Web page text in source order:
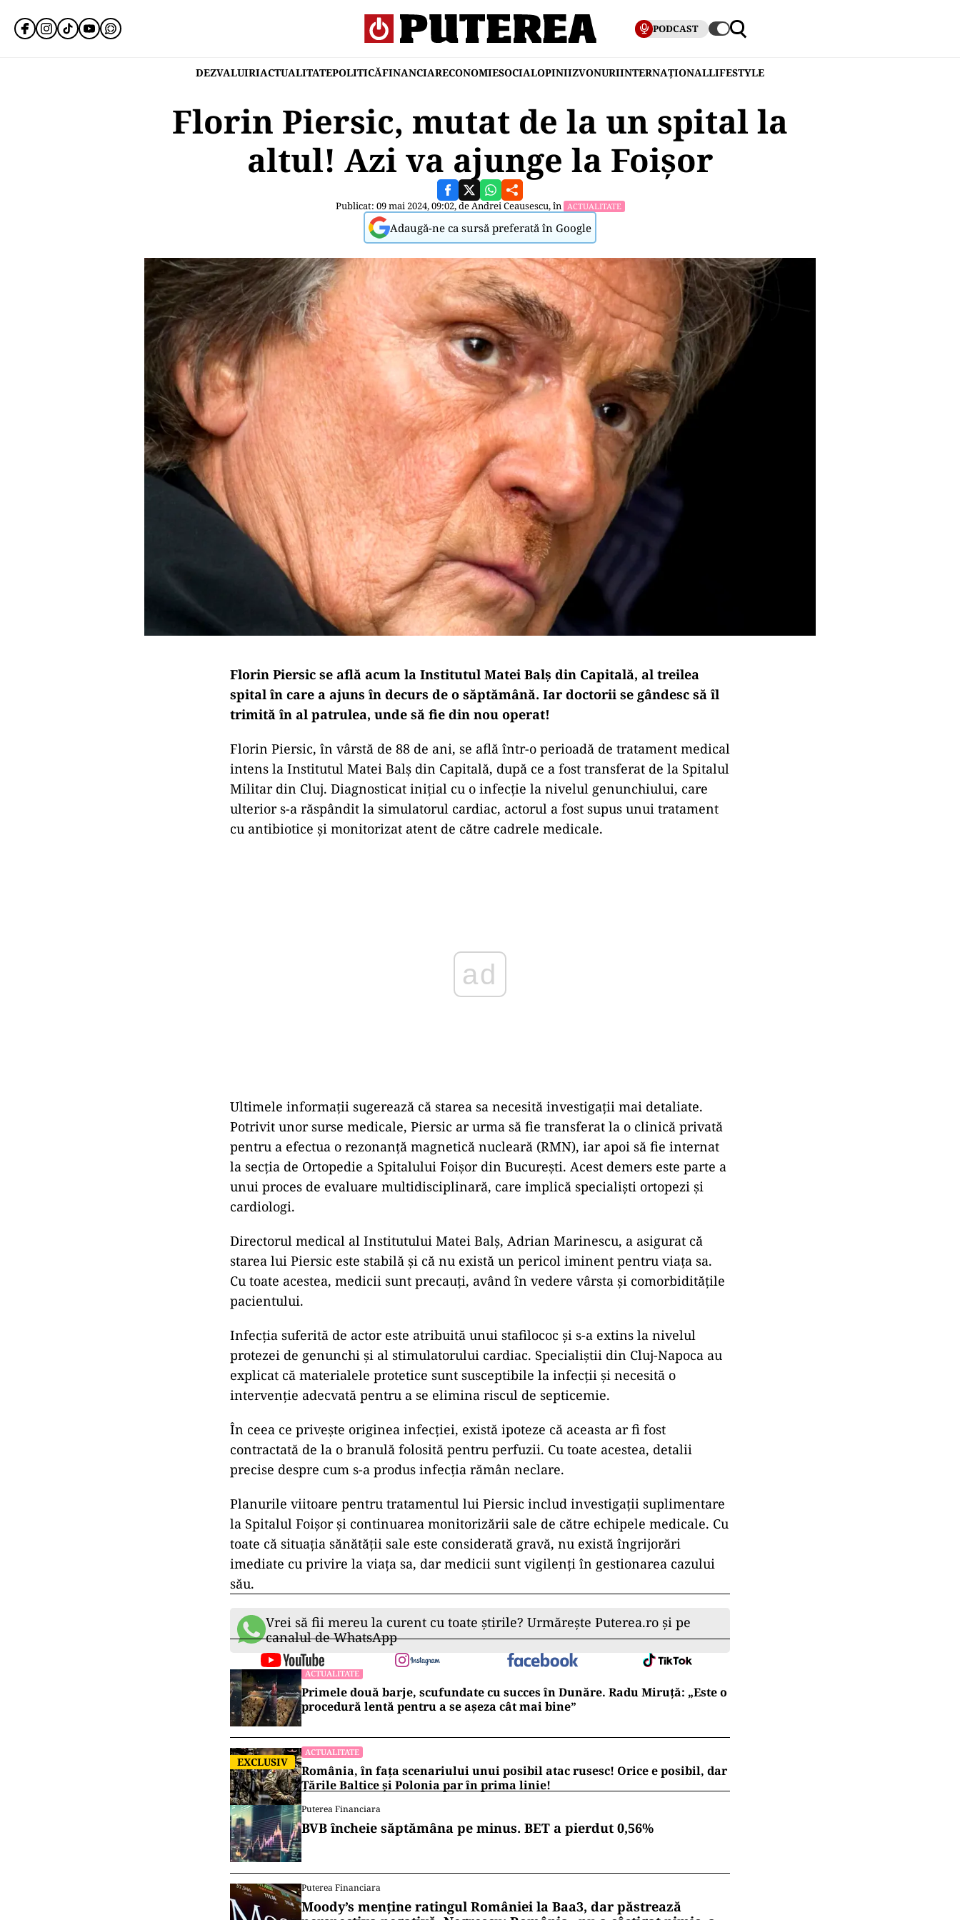
PODCAST
DEZVALUIRIACTUALITATEPOLITICĂFINANCIARECONOMIESOCIALOPINIIZVONURIINTERNAȚIONALLIFESTYLE
Florin Piersic, mutat de la un spital la
altul! Azi va ajunge la Foișor
Publicat: 09 mai 2024, 09:02, deAndrei Ceausescu, în ACTUALITATE
Adaugă-ne ca sursă preferată în Google
Florin Piersic se află acum la Institutul Matei Balș din Capitală, al treilea
spital în care a ajuns în decurs de o săptămână. Iar doctorii se gândesc să îl
trimită în al patrulea, unde să fie din nou operat!
Florin Piersic, în vârstă de 88 de ani, se află într-o perioadă de tratament medical
intens la Institutul Matei Balș din Capitală, după ce a fost transferat de la Spitalul
Militar din Cluj. Diagnosticat inițial cu o infecție la nivelul genunchiului, care
ulterior s-a răspândit la simulatorul cardiac, actorul a fost supus unui tratament
cu antibiotice și monitorizat atent de către cadrele medicale.
Ultimele informații sugerează că starea sa necesită investigații mai detaliate.
Potrivit unor surse medicale, Piersic ar urma să fie transferat la o clinică privată
pentru a efectua o rezonanță magnetică nucleară (RMN), iar apoi să fie internat
la secția de Ortopedie a Spitalului Foișor din București. Acest demers este parte a
unui proces de evaluare multidisciplinară, care implică specialiști ortopezi și
cardiologi.
Directorul medical al Institutului Matei Balș, Adrian Marinescu, a asigurat că
starea lui Piersic este stabilă și că nu există un pericol iminent pentru viața sa.
Cu toate acestea, medicii sunt precauți, având în vedere vârsta și comorbiditățile
pacientului.
Infecția suferită de actor este atribuită unui stafilococ și s-a extins la nivelul
protezei de genunchi și al stimulatorului cardiac. Specialiștii din Cluj-Napoca au
explicat că materialele protetice sunt susceptibile la infecții și necesită o
intervenție adecvată pentru a se elimina riscul de septicemie.
În ceea ce privește originea infecției, există ipoteze că aceasta ar fi fost
contractată de la o branulă folosită pentru perfuzii. Cu toate acestea, detalii
precise despre cum s-a produs infecția rămân neclare.
Planurile viitoare pentru tratamentul lui Piersic includ investigații suplimentare
la Spitalul Foișor și continuarea monitorizării sale de către echipele medicale. Cu
toate că situația sănătății sale este considerată gravă, nu există îngrijorări
imediate cu privire la viața sa, dar medicii sunt vigilenți în gestionarea cazului
său.
Vrei să fii mereu la curent cu toate știrile? Urmărește Puterea.ro și pe
canalul de WhatsApp
ACTUALITATE
Primele două barje, scufundate cu succes în Dunăre. Radu Miruță: „Este o
procedură lentă pentru a se așeza cât mai bine”
EXCLUSIV
ACTUALITATE
România, în fața scenariului unui posibil atac rusesc! Orice e posibil, dar
Țările Baltice și Polonia par în prima linie!
Puterea Financiara
BVB încheie săptămâna pe minus. BET a pierdut 0,56%
Puterea Financiara
Moody’s menține ratingul României la Baa3, dar păstrează